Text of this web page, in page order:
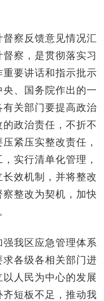
察反馈意见情况汇
察，是贯彻落实习
要讲话和指示批示
、国务院作出的一
关部门要提高政治
政治责任，不折不
紧压实整改责任，
实行清单化管理，
效机制，并将整改
整改为契机，加快
我区应急管理体系
各级各相关部门进
人民为中心的发展
短板不足，推动我